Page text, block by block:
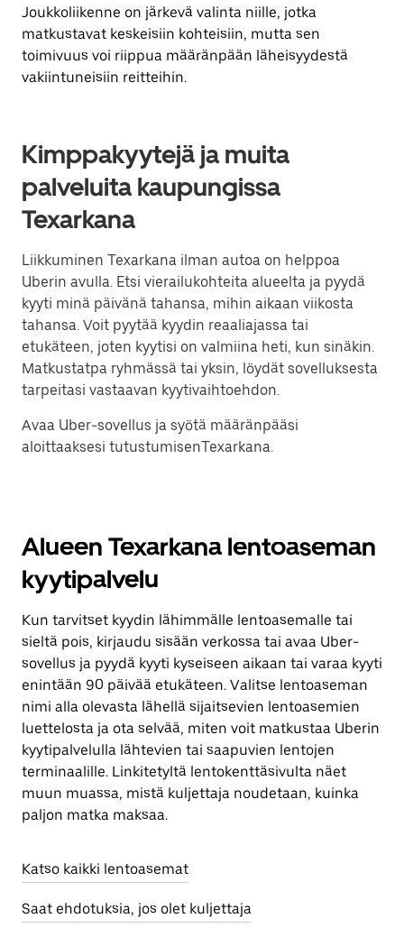
Joukkoliikenne on järkevä valinta niille, jotka
matkustavat keskeisiin kohteisiin, mutta sen
toimivuus voi riippua määränpään läheisyydestä
vakiintuneisiin reitteihin.
Kimppakyytejä ja muita
palveluita kaupungissa
Texarkana
Liikkuminen Texarkana ilman autoa on helppoa
Uberin avulla. Etsi vierailukohteita alueelta ja pyydä
kyyti minä päivänä tahansa, mihin aikaan viikosta
tahansa. Voit pyytää kyydin reaaliajassa tai
etukäteen, joten kyytisi on valmiina heti, kun sinäkin.
Matkustatpa ryhmässä tai yksin, löydät sovelluksesta
tarpeitasi vastaavan kyytivaihtoehdon.
Avaa Uber-sovellus ja syötä määränpääsi
aloittaaksesi tutustumisenTexarkana.
Alueen Texarkana lentoaseman
kyytipalvelu
Kun tarvitset kyydin lähimmälle lentoasemalle tai
sieltä pois, kirjaudu sisään verkossa tai avaa Uber-
sovellus ja pyydä kyyti kyseiseen aikaan tai varaa kyyti
enintään 90 päivää etukäteen. Valitse lentoaseman
nimi alla olevasta lähellä sijaitsevien lentoasemien
luettelosta ja ota selvää, miten voit matkustaa Uberin
kyytipalvelulla lähtevien tai saapuvien lentojen
terminaalille. Linkitetyltä lentokenttäsivulta näet
muun muassa, mistä kuljettaja noudetaan, kuinka
paljon matka maksaa.
Katso kaikki lentoasemat
Saat ehdotuksia, jos olet kuljettaja